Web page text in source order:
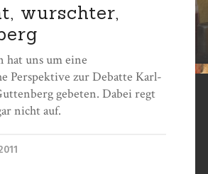
wurschter,
hat uns um eine
Perspektive zur Debatte Karl-
gebeten. Dabei regt
nicht auf.